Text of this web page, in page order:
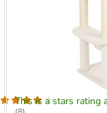
This is a stars rating